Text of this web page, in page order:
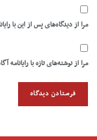
مرا از دیدگاه‌های پس از این با
مرا از نوشته‌های تازه با رایانامه